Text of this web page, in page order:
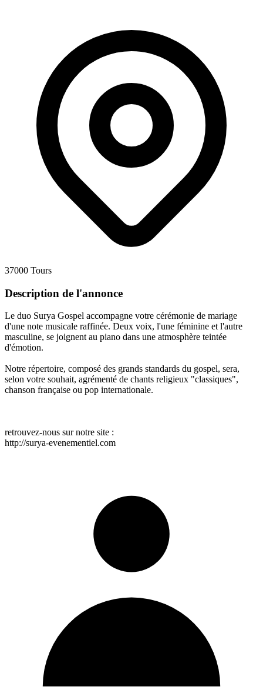
37000 Tours
Description de l'annonce
Le duo Surya Gospel accompagne votre cérémonie de mariage
d'une note musicale raffinée. Deux voix, l'une féminine et l'autre
masculine, se joignent au piano dans une atmosphère teintée
d'émotion.
Notre répertoire, composé des grands standards du gospel, sera,
selon votre souhait, agrémenté de chants religieux "classiques",
chanson française ou pop internationale.
retrouvez-nous sur notre site :
http://surya-evenementiel.com